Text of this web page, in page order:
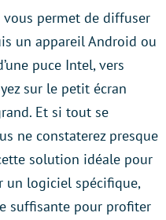
permet de diffuser
un appareil Android ou
puce Intel, vers
sur le petit écran
Et si tout se
ne constaterez presque
solution idéale pour
un logiciel spécifique,
suffisante pour profiter